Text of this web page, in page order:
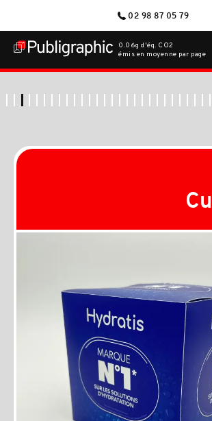
02 98 87 05 79
0.06g d'éq. CO2
émis en moyenne par page